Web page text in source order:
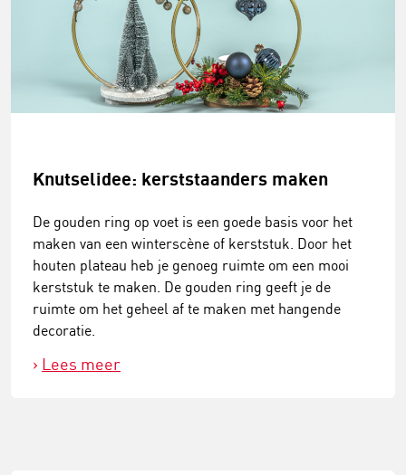
Knutselidee: kerststaanders maken
De gouden ring op voet is een goede basis voor het
maken van een winterscène of kerststuk. Door het
houten plateau heb je genoeg ruimte om een mooi
kerststuk te maken. De gouden ring geeft je de
ruimte om het geheel af te maken met hangende
decoratie.
Lees meer